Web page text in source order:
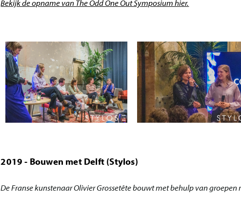
Bekijk de opname van The Odd One Out Symposium hier.
2019 - Bouwen met Delft (Stylos)
De Franse kunstenaar Olivier Grossetête bouwt met behulp van